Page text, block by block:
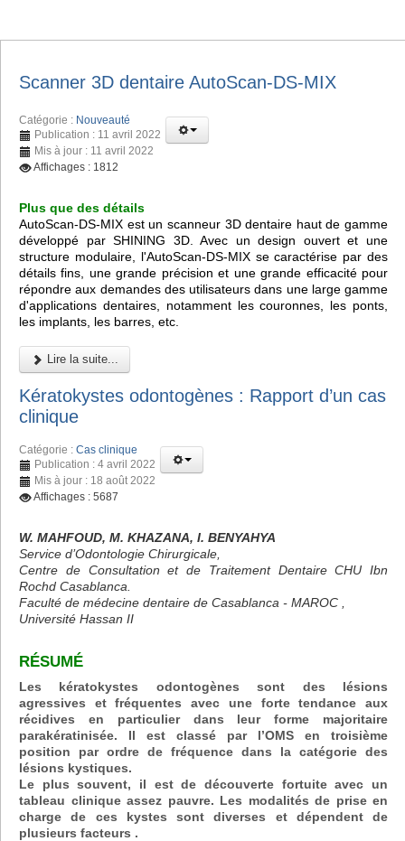
Scanner 3D dentaire AutoScan-DS-MIX
Catégorie : Nouveauté
Publication : 11 avril 2022
Mis à jour : 11 avril 2022
Affichages : 1812
Plus que des détails
AutoScan-DS-MIX est un scanneur 3D dentaire haut de gamme
développé par SHINING 3D. Avec un design ouvert et une
structure modulaire, l'AutoScan-DS-MIX se caractérise par des
détails fins, une grande précision et une grande efficacité pour
répondre aux demandes des utilisateurs dans une large gamme
d'applications dentaires, notamment les couronnes, les ponts,
les implants, les barres, etc.
Lire la suite...
Kératokystes odontogènes : Rapport d’un cas
clinique
Catégorie : Cas clinique
Publication : 4 avril 2022
Mis à jour : 18 août 2022
Affichages : 5687
W. MAHFOUD, M. KHAZANA, I. BENYAHYA
Service d’Odontologie Chirurgicale,
Centre de Consultation et de Traitement Dentaire CHU Ibn
Rochd Casablanca.
Faculté de médecine dentaire de Casablanca - MAROC ,
Université Hassan II
RÉSUMÉ
Les kératokystes odontogènes sont des lésions
agressives et fréquentes avec une forte tendance aux
récidives en particulier dans leur forme majoritaire
parakératinisée. Il est classé par l’OMS en troisième
position par ordre de fréquence dans la catégorie des
lésions kystiques.
Le plus souvent, il est de découverte fortuite avec un
tableau clinique assez pauvre. Les modalités de prise en
charge de ces kystes sont diverses et dépendent de
plusieurs facteurs .